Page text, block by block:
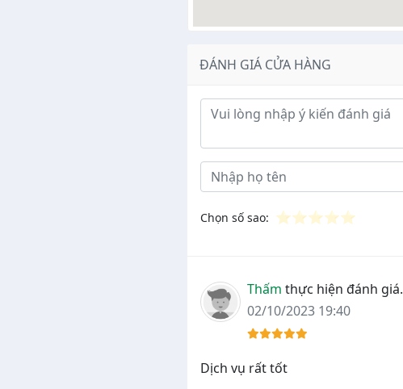
ĐÁNH GIÁ CỬA HÀNG
Ý kiến đánh giá
Chọn số sao: ⭐⭐⭐⭐⭐
Thấm thực hiện đánh giá.
02/10/2023 19:40
Dịch vụ rất tốt